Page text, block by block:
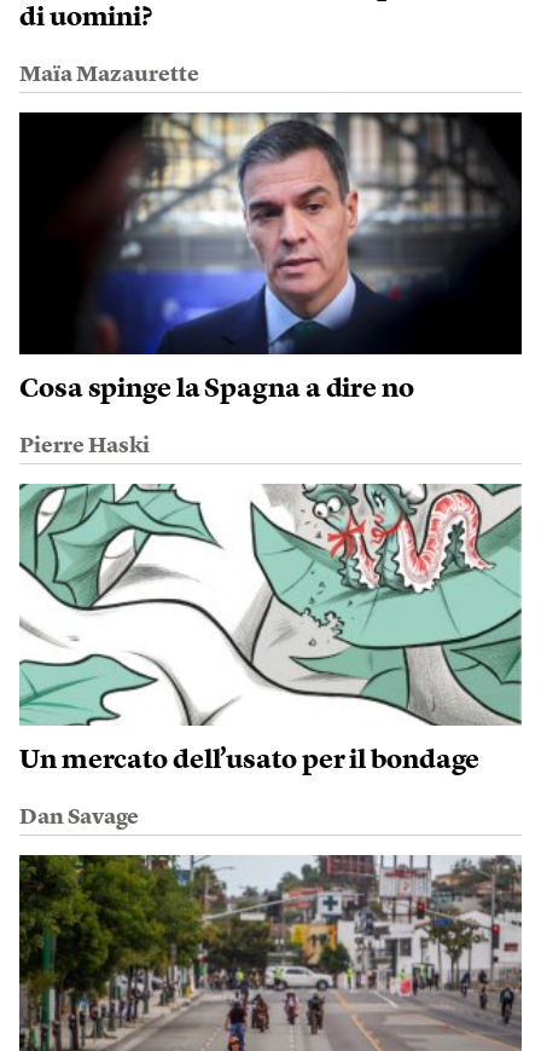
di uomini?
Maïa Mazaurette
Cosa spinge la Spagna a dire no
Pierre Haski
Un mercato dell’usato per il bondage
Dan Savage